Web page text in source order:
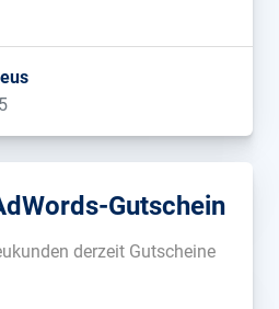
Gutschein
derzeit Gutscheine